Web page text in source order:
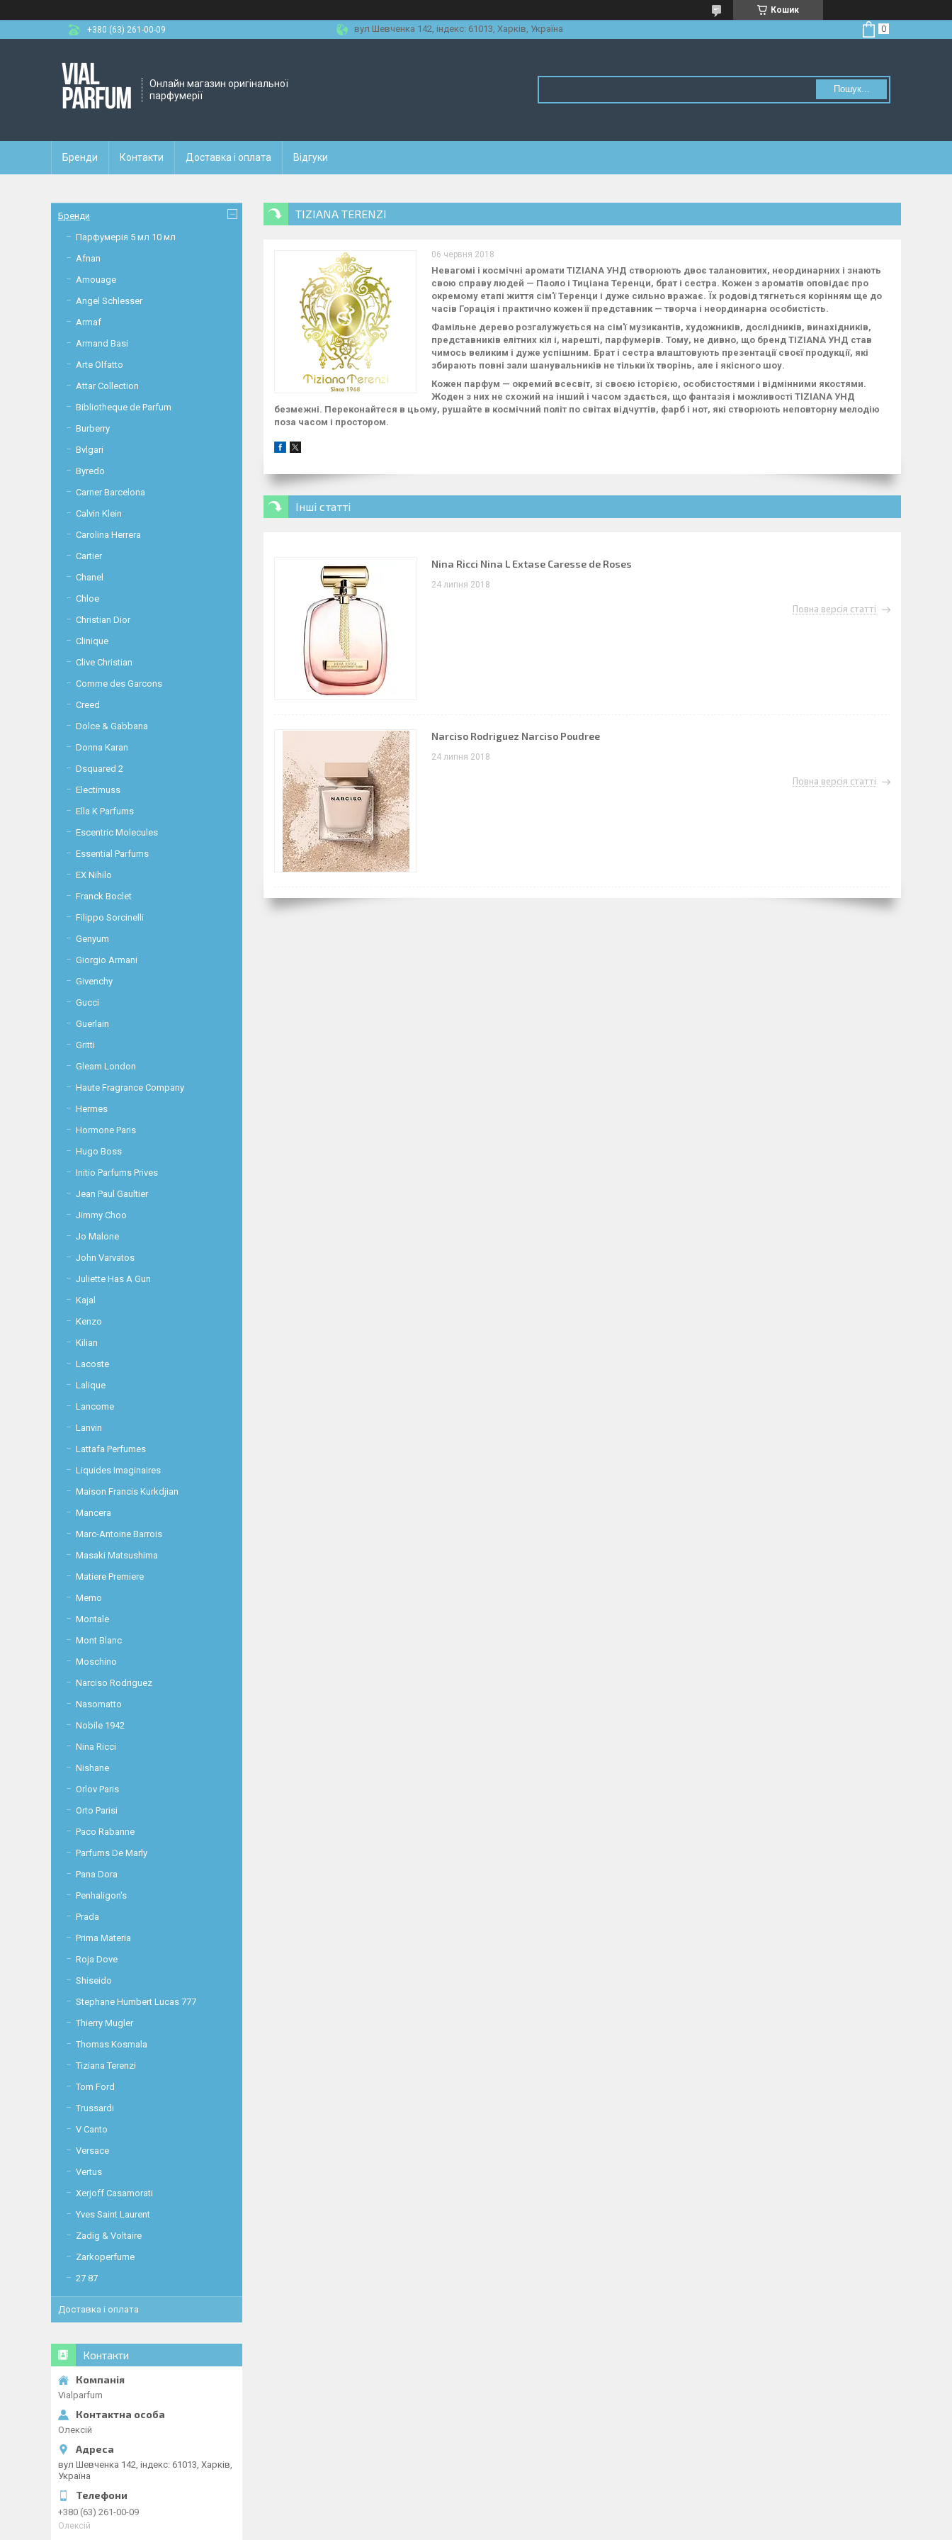
Кошик
+380 (63) 261-00-09
вул Шевченка 142, iндекс: 61013, Харків, Україна
Онлайн магазин оригінальної
парфумерії
Пошук...
Бренди Контакти Доставка і оплата Відгуки
TIZIANA TERENZI
06 червня 2018
Невагомі і космічні аромати TIZIANA УНД створюють двоє талановитих, неординарних і знають
свою справу людей — Паоло і Тиціана Теренци, брат і сестра. Кожен з ароматів оповідає про
окремому етапі життя сім'ї Теренци і дуже сильно вражає. Їх родовід тягнеться корінням ще до
часів Горація і практично кожен її представник — творча і неординарна особистість.
Фамільне дерево розгалужується на сім'ї музикантів, художників, дослідників, винахідників,
представників елітних кіл і, нарешті, парфумерів. Тому, не дивно, що бренд TIZIANA УНД став
чимось великим і дуже успішним. Брат і сестра влаштовують презентації своєї продукції, які
збирають повні зали шанувальників не тільки їх творінь, але і якісного шоу.
Кожен парфум — окремий всесвіт, зі своєю історією, особистостями і відмінними якостями.
Жоден з них не схожий на інший і часом здається, що фантазія і можливості TIZIANA УНД
безмежні. Переконайтеся в цьому, рушайте в космічний політ по світах відчуттів, фарб і нот, які створюють неповторну мелодію
поза часом і простором.
Інші статті
Nina Ricci Nina L Extase Caresse de Roses
24 липня 2018
Повна версія статті
Narciso Rodriguez Narciso Poudree
24 липня 2018
Повна версія статті
Бренди
Парфумерія 5 мл 10 мл
Afnan
Amouage
Angel Schlesser
Armaf
Armand Basi
Arte Olfatto
Attar Collection
Bibliotheque de Parfum
Burberry
Bvlgari
Byredo
Carner Barcelona
Calvin Klein
Carolina Herrera
Cartier
Chanel
Chloe
Christian Dior
Clinique
Clive Christian
Comme des Garcons
Creed
Dolce & Gabbana
Donna Karan
Dsquared 2
Electimuss
Ella K Parfums
Escentric Molecules
Essential Parfums
EX Nihilo
Franck Boclet
Filippo Sorcinelli
Genyum
Giorgio Armani
Givenchy
Gucci
Guerlain
Gritti
Gleam London
Haute Fragrance Company
Hermes
Hormone Paris
Hugo Boss
Initio Parfums Prives
Jean Paul Gaultier
Jimmy Choo
Jo Malone
John Varvatos
Juliette Has A Gun
Kajal
Kenzo
Kilian
Lacoste
Lalique
Lancome
Lanvin
Lattafa Perfumes
Liquides Imaginaires
Maison Francis Kurkdjian
Mancera
Marc-Antoine Barrois
Masaki Matsushima
Matiere Premiere
Memo
Montale
Mont Blanc
Moschino
Narciso Rodriguez
Nasomatto
Nobile 1942
Nina Ricci
Nishane
Orlov Paris
Orto Parisi
Paco Rabanne
Parfums De Marly
Pana Dora
Penhaligon's
Prada
Prima Materia
Roja Dove
Shiseido
Stephane Humbert Lucas 777
Thierry Mugler
Thomas Kosmala
Tiziana Terenzi
Tom Ford
Trussardi
V Canto
Versace
Vertus
Xerjoff Casamorati
Yves Saint Laurent
Zadig & Voltaire
Zarkoperfume
27 87
Доставка і оплата
Контакти
Vialparfum
Олексій
вул Шевченка 142, iндекс: 61013, Харків,
Україна
+380 (63) 261-00-09
Олексій